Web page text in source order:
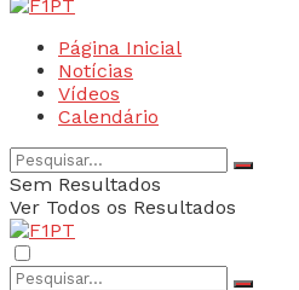
Página Inicial
Notícias
Vídeos
Calendário
Sem Resultados
Ver Todos os Resultados